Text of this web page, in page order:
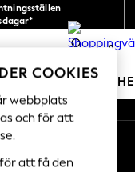
0
HERRAR
COOKIES
webbplats
och för att
för att få den